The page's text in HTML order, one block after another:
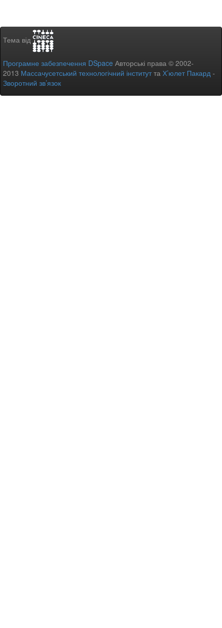
Тема від
Програмне забезпечення DSpace Авторські права © 2002-
2013 Массачусетський технологічний інститутта Х’юлет Пакард -
Зворотний зв’язок